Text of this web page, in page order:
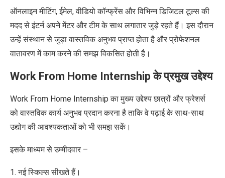
ऑनलाइन मीटिंग, ईमेल, वीडियो कॉन्फ्रेंस और विभिन्न डिजिटल टूल्स की
मदद से इंटर्न अपने मेंटर और टीम के साथ लगातार जुड़े रहते हैं। इस दौरान
उन्हेंसंस्थानसे जुड़ा वास्तविक अनुभव प्राप्त होता है और प्रोफेशनल
वातावरण में काम करने की समझ विकसित होती है।
Work From Home Internship के प्रमुख उद्देश्य
Work From Home Internship का मुख्य उद्देश्य छात्रों और फ्रेशर्स
को वास्तविक कार्य अनुभव प्रदान करना है ताकि वे पढ़ाई के साथ-साथ
उद्योग की आवश्यकताओं को भी समझ सकें।
इसके माध्यम से उम्मीदवार –
1. नई स्किल्स सीखते हैं।